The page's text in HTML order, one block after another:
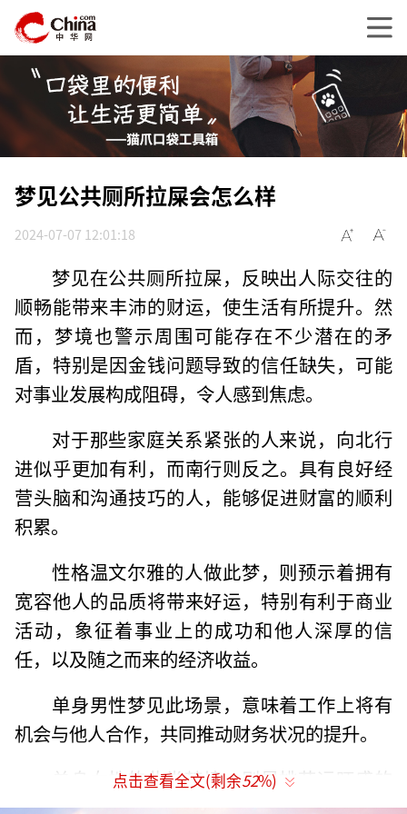
梦见公共厕所拉屎会怎么样
2024-07-07 12:01:18
梦见在公共厕所拉屎，反映出人际交往的
顺畅能带来丰沛的财运，使生活有所提升。然
而，梦境也警示周围可能存在不少潜在的矛
盾，特别是因金钱问题导致的信任缺失，可能
对事业发展构成阻碍，令人感到焦虑。
对于那些家庭关系紧张的人来说，向北行
进似乎更加有利，而南行则反之。具有良好经
营头脑和沟通技巧的人，能够促进财富的顺利
积累。
性格温文尔雅的人做此梦，则预示着拥有
宽容他人的品质将带来好运，特别有利于商业
活动，象征着事业上的成功和他人深厚的信
任，以及随之而来的经济收益。
单身男性梦见此场景，意味着工作上将有
机会与他人合作，共同推动财务状况的提升。
单身女性的此类梦境，则是桃花运旺盛的
先兆，预示着将与心上人情意相投，情感生活
点击查看全文(剩余52%)